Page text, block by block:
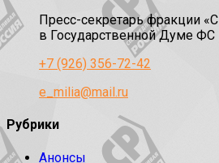
Пресс-секретарь фракции
в Государственной Думе
+7 (926) 356-72-42
e_milia@mail.ru
Рубрики
Анонсы